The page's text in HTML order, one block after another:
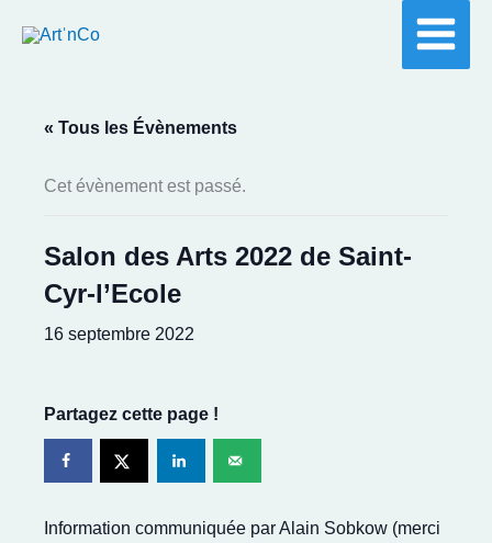
« Tous les Évènements
Cet évènement est passé.
Salon des Arts 2022 de Saint-
Cyr-l’Ecole
16 septembre 2022
Partagez cette page !
Information communiquée par Alain Sobkow (merci